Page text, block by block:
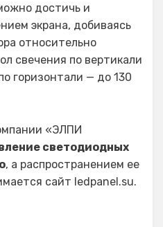
достичь и
экрана, добиваясь
относительно
свечения по вертикали
горизонтали — до 130
«ЭЛПИ
светодиодных
, а распространением ее
сайт ledpanel.su.